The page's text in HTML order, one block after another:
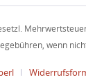
wenn